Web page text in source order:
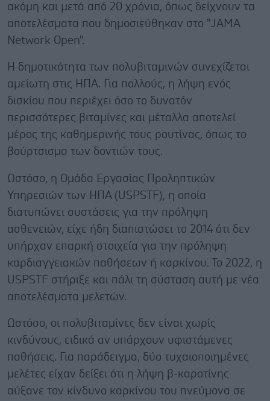
ακόμη και μετά από 20 χρόνια, όπως δείχνουν τα
αποτελέσματα που δημοσιεύθηκαν στο "JAMA
Network Open".
Η δημοτικότητα των πολυβιταμινών συνεχίζεται
αμείωτη στις ΗΠΑ. Για πολλούς, η λήψη ενός
δισκίου που περιέχει όσο το δυνατόν
περισσότερες βιταμίνες και μέταλλα αποτελεί
μέρος της καθημερινής τους ρουτίνας, όπως το
βούρτσισμα των δοντιών τους.
Ωστόσο, η Ομάδα Εργασίας Προληπτικών
Υπηρεσιών των ΗΠΑ (USPSTF), η οποία
διατυπώνει συστάσεις για την πρόληψη
ασθενειών, είχε ήδη διαπιστώσει το 2014 ότι δεν
υπήρχαν επαρκή στοιχεία για την πρόληψη
καρδιαγγειακών παθήσεων ή καρκίνου. Το 2022, η
USPSTF στήριξε και πάλι τη σύσταση αυτή με νέα
αποτελέσματα μελετών.
Ωστόσο, οι πολυβιταμίνες δεν είναι χωρίς
κινδύνους, ειδικά αν υπάρχουν υφιστάμενες
παθήσεις. Για παράδειγμα, δύο τυχαιοποιημένες
μελέτες είχαν δείξει ότι η λήψη β-καροτίνης
αύξανε τον κίνδυνο καρκίνου του πνεύμονα σε